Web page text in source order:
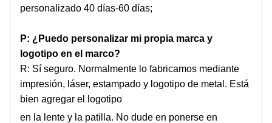
personalizado 40 días-60 días;
P: ¿Puedo personalizar mi propia marca y
logotipo en el marco?
R: Sí seguro. Normalmente lo fabricamos mediante
impresión, láser, estampado y logotipo de metal. Está
bien agregar el logotipo
en la lente y la patilla. No dude en ponerse en